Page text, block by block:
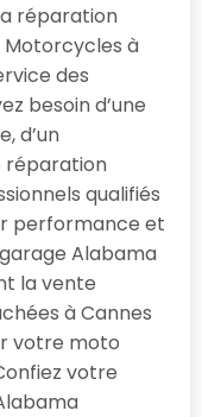
réparation
à
des
besoin d’une
d’un
réparation
qualifiés
performance et
Alabama
la vente
à Cannes
votre moto
votre